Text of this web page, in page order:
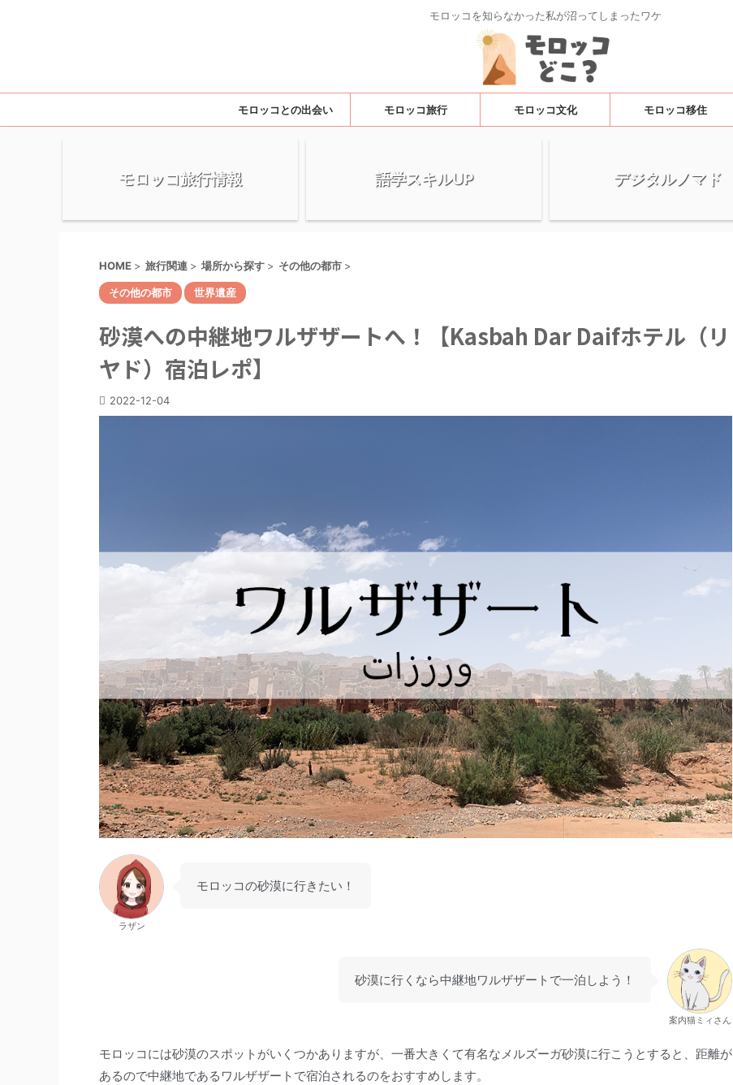
モロッコを知らなかった私が沼ってしまったワケ
モロッコとの出会い モロッコ旅行 モロッコ文化 モロッコ移住
モロッコ旅行情報 語学スキルUP デジタルノマド
HOME > 旅行関連 > 場所から探す > その他の都市 >
その他の都市 世界遺産
砂漠への中継地ワルザザートへ！【Kasbah Dar Daifホテル（リ
ヤド）宿泊レポ】
2022-12-04
ラザン
モロッコの砂漠に行きたい！
砂漠に行くなら中継地ワルザザートで一泊しよう！
案内猫ミィさん
モロッコには砂漠のスポットがいくつかありますが、一番大きくて有名なメルズーガ砂漠に行こうとすると、距離が
あるので中継地であるワルザザートで宿泊されるのをおすすめします。